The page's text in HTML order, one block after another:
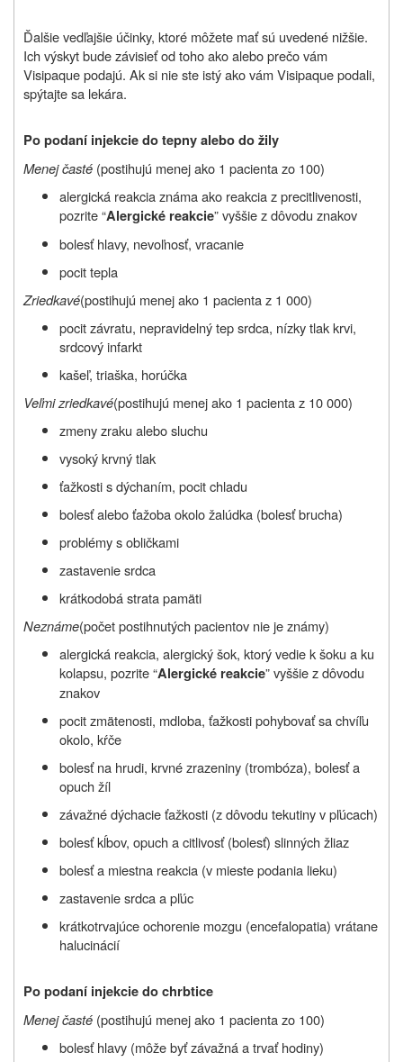
Ďalšie vedľajšie účinky, ktoré môžete mať sú uvedené nižšie.
Ich výskyt bude závisieť od toho ako alebo prečo vám
Visipaque podajú. Ak si nie ste istý ako vám Visipaque podali,
spýtajte sa lekára.
Po podaní injekcie do tepny alebo do žily
Menej časté (postihujú menej ako 1 pacienta zo 100)
alergická reakcia známa ako reakcia z precitlivenosti,
pozrite“Alergické reakcie” vyššie z dôvodu znakov
bolesť hlavy, nevoľnosť, vracanie
pocit tepla
Zriedkavé(postihujú menej ako 1 pacienta z 1 000)
pocit závratu, nepravidelný tep srdca, nízky tlak krvi,
srdcový infarkt
kašeľ, triaška, horúčka
Veľmi zriedkavé(postihujú menej ako 1 pacienta z 10 000)
zmeny zraku alebo sluchu
vysoký krvný tlak
ťažkosti s dýchaním, pocit chladu
bolesť alebo ťažoba okolo žalúdka (bolesť brucha)
problémy s obličkami
zastavenie srdca
krátkodobá strata pamäti
Neznáme(počet postihnutých pacientov nie je známy)
alergická reakcia, alergický šok, ktorý vedie k šoku a ku
kolapsu, pozrite“Alergické reakcie” vyššie z dôvodu
znakov
pocit zmätenosti, mdloba, ťažkosti pohybovať sa chvíľu
okolo, kŕče
bolesť na hrudi, krvné zrazeniny (trombóza), bolesť a
opuch žíl
závažné dýchacie ťažkosti (z dôvodu tekutiny v pľúcach)
bolesť kĺbov, opuch a citlivosť (bolesť) slinných žliaz
bolesť a miestna reakcia (v mieste podania lieku)
zastavenie srdca a pľúc
krátkotrvajúce ochorenie mozgu (encefalopatia) vrátane
halucinácií
Po podaní injekcie do chrbtice
Menej časté (postihujú menej ako 1 pacienta zo 100)
bolesť hlavy (môže byť závažná a trvať hodiny)